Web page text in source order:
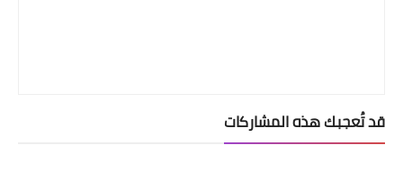
قد تُعجبك هذه المشاركات